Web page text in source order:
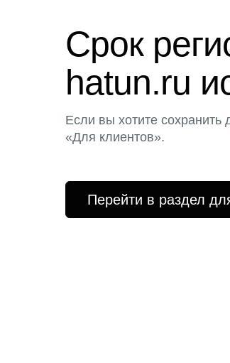
Срок
hatun.ru
Если вы хотите
«Для клиентов».
Перейти в раздел